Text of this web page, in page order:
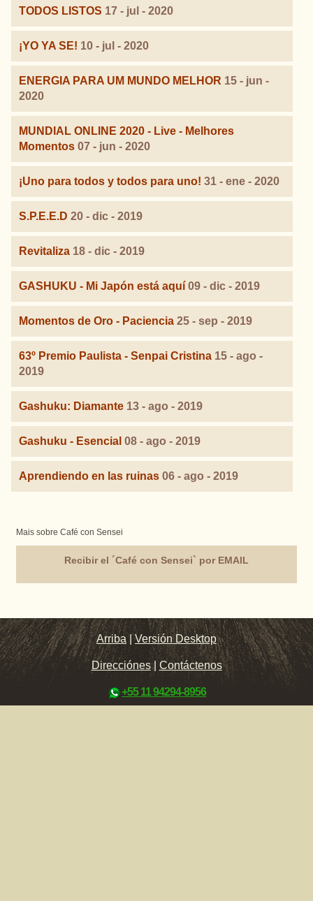
TODOS LISTOS 17 - jul - 2020
¡YO YA SE! 10 - jul - 2020
ENERGIA PARA UM MUNDO MELHOR 15 - jun -
2020
MUNDIAL ONLINE 2020 - Live - Melhores
Momentos 07 - jun - 2020
¡Uno para todos y todos para uno! 31 - ene - 2020
S.P.E.E.D 20 - dic - 2019
Revitaliza 18 - dic - 2019
GASHUKU - Mi Japón está aquí 09 - dic - 2019
Momentos de Oro - Paciencia 25 - sep - 2019
63º Premio Paulista - Senpai Cristina 15 - ago -
2019
Gashuku: Diamante 13 - ago - 2019
Gashuku - Esencial 08 - ago - 2019
Aprendiendo en las ruinas 06 - ago - 2019
Mais sobre Café con Sensei
Recibir el ´Café con Sensei` por EMAIL
Arriba |Versión Desktop
Direcciónes| Contáctenos
+55 11 94294-8956